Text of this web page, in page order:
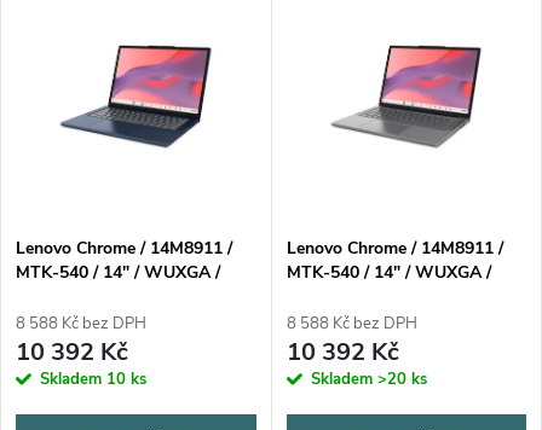
p
r
o
s
p
r
Lenovo Chrome / 14M8911 /
MTK-540 / 14" / WUXGA /
G57 / Chrome / Blue / 2R
8 588 Kč bez DPH
10 392 Kč
Skladem 10 ks
Lenovo Chrome / 14M8911 /
MTK-540 / 14" / WUXGA /
G57 / Chrome / Gray / 2R
8 588 Kč bez DPH
10 392 Kč
Skladem >20 ks